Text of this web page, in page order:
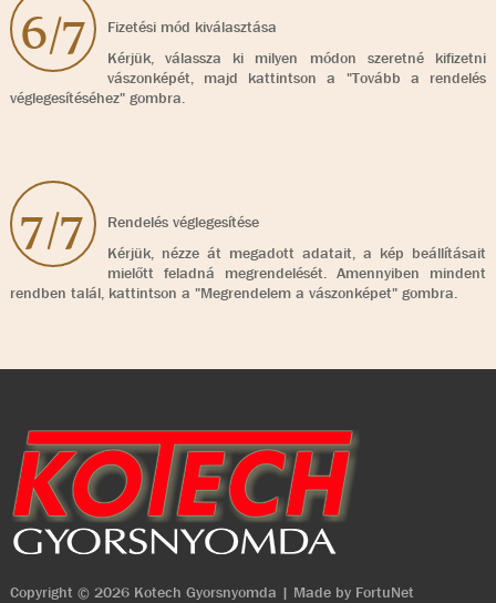
6/7
Fizetési mód kiválasztása
Kérjük, válassza ki milyen módon szeretné kifizetni
vászonképét, majd kattintson a "Tovább a rendelés
véglegesítéséhez" gombra.
7/7
Rendelés véglegesítése
Kérjük, nézze át megadott adatait, a kép beállításait
mielőtt feladná megrendelését. Amennyiben mindent
rendben talál, kattintson a "Megrendelem a vászonképet" gombra.
Copyright © 2026 Kotech Gyorsnyomda | Made by FortuNet